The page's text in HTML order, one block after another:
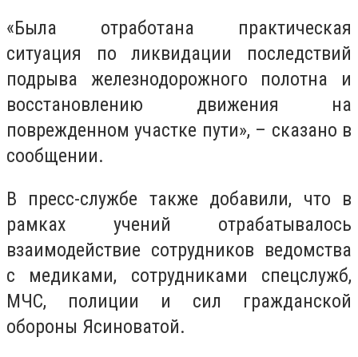
«Была отработана практическая
ситуация по ликвидации последствий
подрыва железнодорожного полотна и
восстановлению движения на
поврежденном участке пути», – сказано в
сообщении.
В пресс-службе также добавили, что в
рамках учений отрабатывалось
взаимодействие сотрудников ведомства
с медиками, сотрудниками спецслужб,
МЧС, полиции и сил гражданской
обороны Ясиноватой.